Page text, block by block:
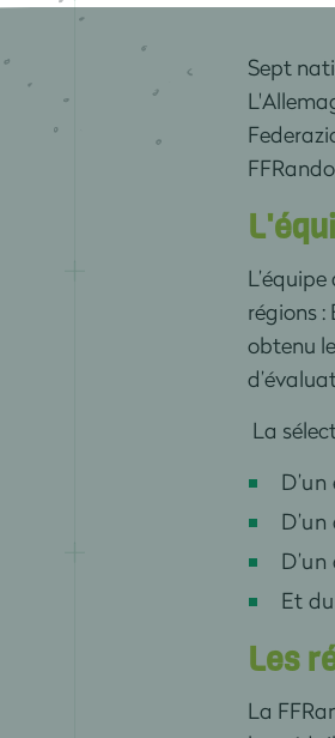
Sept
régions :
obtenu
La
Et
Les
La